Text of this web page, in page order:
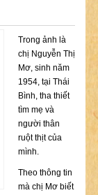
Trong ảnh là
chị Nguyễn Thị
Mơ, sinh năm
1954, tại Thái
Bình, tha thiết
tìm mẹ và
người thân
ruột thịt của
mình.
Theo thông tin
mà chị Mơ biết